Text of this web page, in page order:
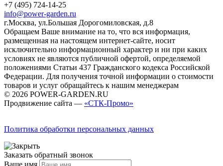
+7 (495) 724-14-25
info@power-garden.ru
г.Москва, ул.Большая Дорогомиловская, д.8
Обращаем Ваше внимание на то, что вся информация,
размещенная на настоящем интернет-сайте, носит
исключительно информационный характер и ни при каких
условиях не являются публичной офертой, определяемой
положениями Статьи 437 Гражданского кодекса Российской
Федерации. Для получения точной информации о стоимости
товаров и услуг обращайтесь к нашим менеджерам
© 2026 POWER-GARDEN.RU
Продвижение сайта — «СТК-Промо»
Политика обработки персональных данных
Заказать обратный звонок